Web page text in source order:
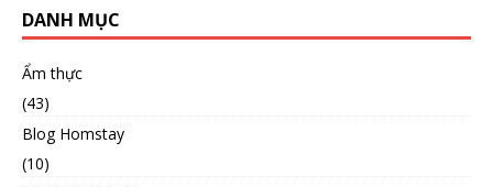
DANH MỤC
Ẩm thực
(43)
Blog Homstay
(10)